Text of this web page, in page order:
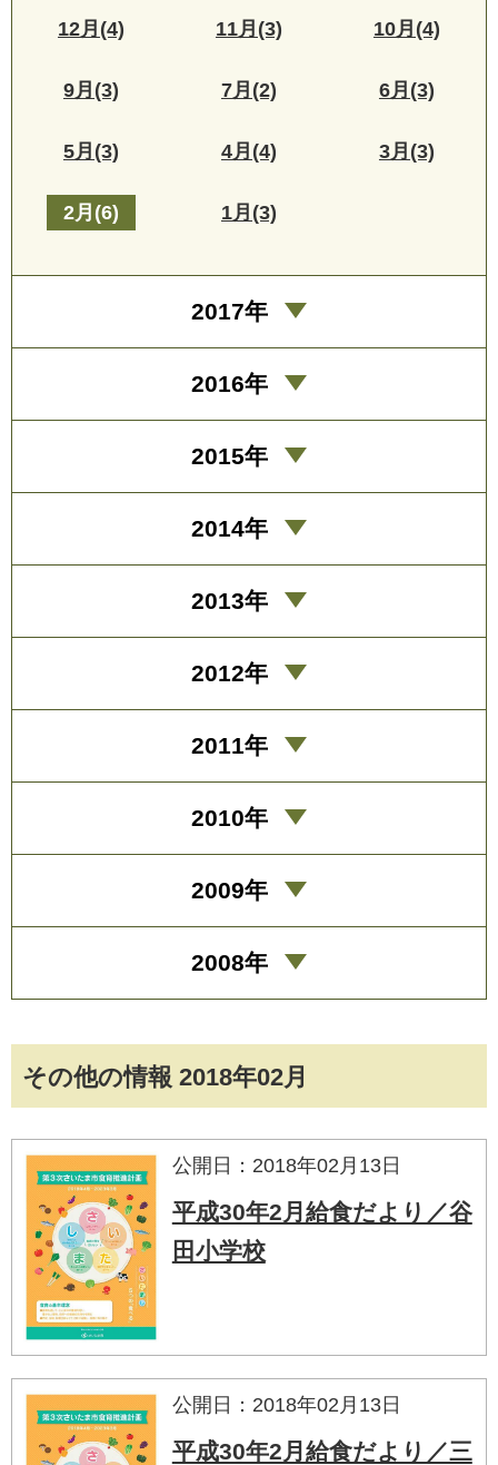
その他の情報 2018年02月
公開日：2018年02月13日
平成30年2月給食だより／谷
田小学校
公開日：2018年02月13日
平成30年2月給食だより／三
12月(4) 11月(3) 10月(4)
9月(3) 7月(2) 6月(3)
5月(3) 4月(4) 3月(3)
2月(6) 1月(3)
2017年
2016年
2015年
2014年
2013年
2012年
2011年
2010年
2009年
2008年